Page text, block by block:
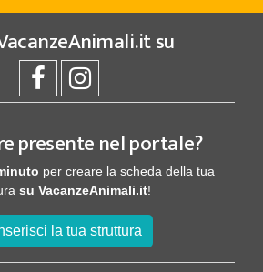
su
presente nel portale?
per creare la scheda della tua
su VacanzeAnimali.it!
la tua struttura